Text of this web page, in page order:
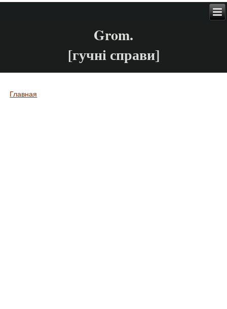
Grom.
[гучні справи]
Вы здесь
Главная